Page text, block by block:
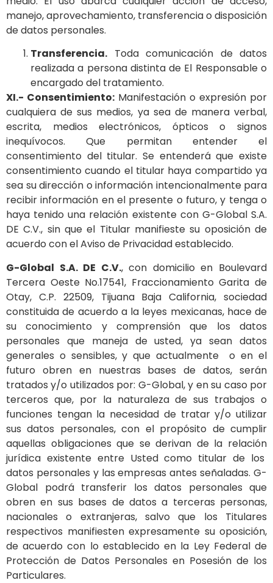
manejo, aprovechamiento, transferencia o disposición
de datos personales.
Transferencia. Toda comunicación de datos
realizada a persona distinta de El Responsable o
encargado del tratamiento.
XI.- Consentimiento: Manifestación o expresión por
cualquiera de sus medios, ya sea de manera verbal,
escrita, medios electrónicos, ópticos o signos
inequívocos. Que permitan entender el
consentimiento del titular. Se entenderá que existe
consentimiento cuando el titular haya compartido ya
sea su dirección o información intencionalmente para
recibir información en el presente o futuro, y tenga o
haya tenido una relación existente con G-Global S.A.
DE C.V., sin que el Titular manifieste su oposición de
acuerdo con el Aviso de Privacidad establecido.
G-Global S.A. DE C.V., con domicilio en Boulevard
Tercera Oeste No.17541, Fraccionamiento Garita de
Otay, C.P. 22509, Tijuana Baja California, sociedad
constituida de acuerdo a la leyes mexicanas, hace de
su conocimiento y comprensión que los datos
personales que maneja de usted, ya sean datos
generales o sensibles, y que actualmente o en el
futuro obren en nuestras bases de datos, serán
tratados y/o utilizados por: G-Global, y en su caso por
terceros que, por la naturaleza de sus trabajos o
funciones tengan la necesidad de tratar y/o utilizar
sus datos personales, con el propósito de cumplir
aquellas obligaciones que se derivan de la relación
jurídica existente entre Usted como titular de los
datos personales y las empresas antes señaladas. G-
Global podrá transferir los datos personales que
obren en sus bases de datos a terceras personas,
nacionales o extranjeras, salvo que los Titulares
respectivos manifiesten expresamente su oposición,
de acuerdo con lo establecido en la Ley Federal de
Protección de Datos Personales en Posesión de los
Particulares.